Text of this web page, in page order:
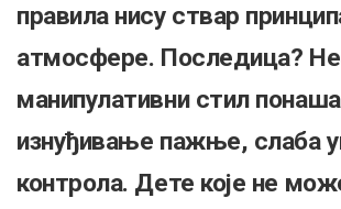
правила нису ствар
атмосфере. Последица?
манипулативни стил
изнуђивање пажње, слаба
контрола. Дете које не